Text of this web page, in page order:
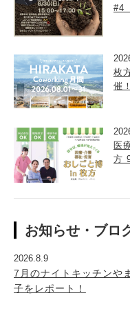
#4
枚
催！
医
方
お知らせ・ブロ
2026.8.9
7月のナイトキッチンや
子をレポート！